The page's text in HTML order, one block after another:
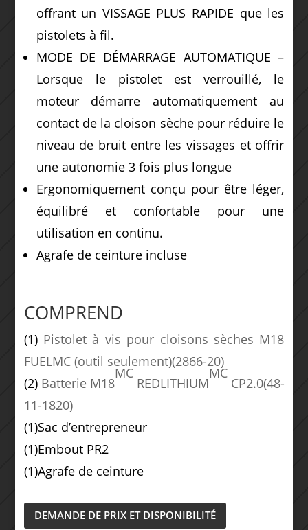
offrant un VISSAGE PLUS RAPIDE que les
pistolets à fil.
MODE DE DÉMARRAGE AUTOMATIQUE –
Lorsque le pistolet est verrouillé, le
moteur démarre automatiquement au
contact de la cloison sèche pour réduire le
niveau de bruit entre les vissages et offrir
une autonomie 3 fois plus longue
Ergonomiquement conçu pour être léger,
équilibré et confortable pour une
utilisation en continu.
Agrafe de ceinture incluse
COMPREND
(1) Pistolet à vis pour cloisons sèches M18
FUELMC (outil seulement)(2866-20)
(2) Batterie M18
MC
REDLITHIUM
MC
CP2.0(48-
11-1820)
(1)Sac d’entrepreneur
(1)Embout PR2
(1)Agrafe de ceinture
DEMANDE DE PRIX ET DISPONIBILITÉ